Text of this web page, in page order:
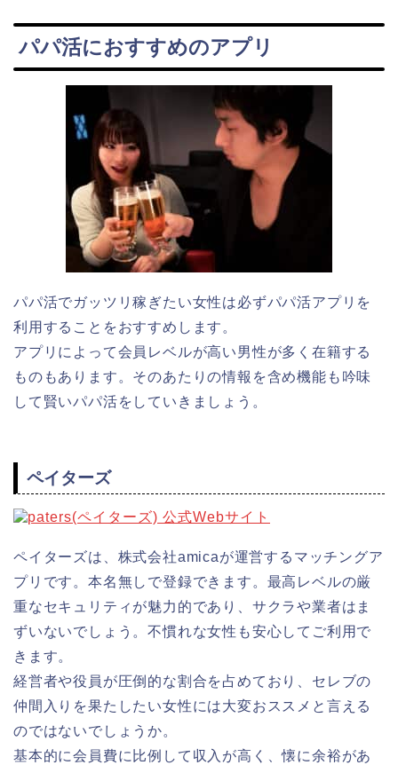
パパ活におすすめのアプリ
パパ活でガッツリ稼ぎたい女性は必ずパパ活アプリを
利用することをおすすめします。
アプリによって会員レベルが高い男性が多く在籍する
ものもあります。そのあたりの情報を含め機能も吟味
して賢いパパ活をしていきましょう。
ペイターズ
ペイターズは、株式会社amicaが運営するマッチングア
プリです。本名無しで登録できます。最高レベルの厳
重なセキュリティが魅力的であり、サクラや業者はま
ずいないでしょう。不慣れな女性も安心してご利用で
きます。
経営者や役員が圧倒的な割合を占めており、セレブの
仲間入りを果たしたい女性には大変おススメと言える
のではないでしょうか。
基本的に会員費に比例して収入が高く、懐に余裕があ